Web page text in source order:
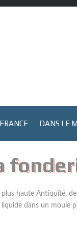
DANS LE
haute Antiquité,
dans un moule